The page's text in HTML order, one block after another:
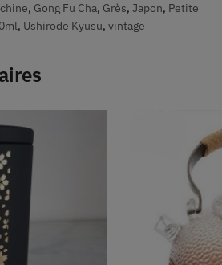
chine, Gong Fu Cha, Grès, Japon, Petite
, Ushirode Kyusu, vintage